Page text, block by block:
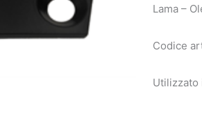
Lama –
Codice